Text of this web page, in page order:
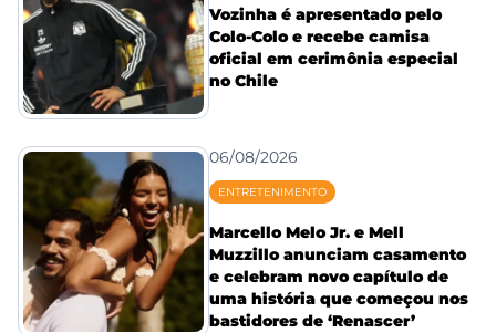
Vozinha é apresentado pelo
Colo-Colo e recebe camisa
oficial em cerimônia especial
no Chile
06/08/2026
ENTRETENIMENTO
Marcello Melo Jr. e Mell
Muzzillo anunciam casamento
e celebram novo capítulo de
uma história que começou nos
bastidores de ‘Renascer’